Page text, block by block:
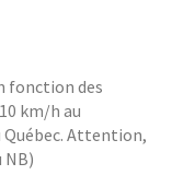
fonction des
km/h au
Québec. Attention,
NB)